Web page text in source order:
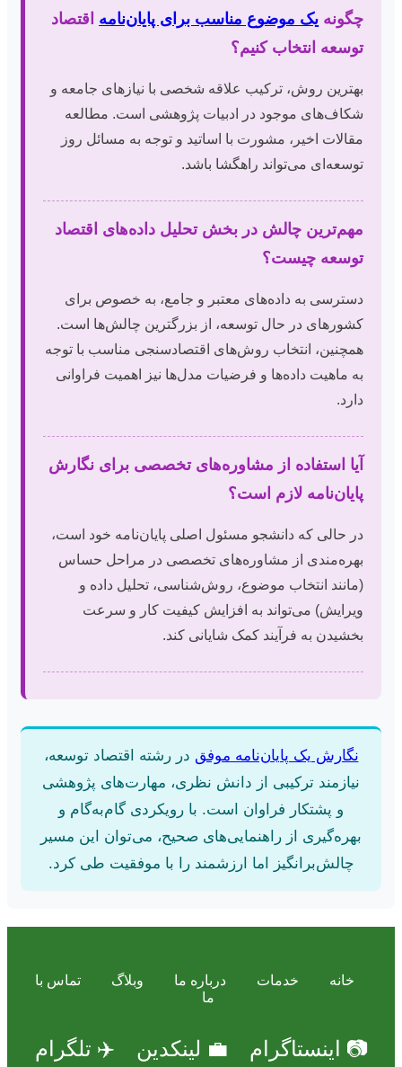
چگونه یک موضوع مناسب برای پایان‌نامه اقتصاد
توسعه انتخاب کنیم؟
بهترین روش، ترکیب علاقه شخصی با نیازهای جامعه و
شکاف‌های موجود در ادبیات پژوهشی است. مطالعه
مقالات اخیر، مشورت با اساتید و توجه به مسائل روز
توسعه‌ای می‌تواند راهگشا باشد.
مهم‌ترین چالش در بخش تحلیل داده‌های اقتصاد
توسعه چیست؟
دسترسی به داده‌های معتبر و جامع، به خصوص برای
کشورهای در حال توسعه، از بزرگترین چالش‌ها است.
همچنین، انتخاب روش‌های اقتصادسنجی مناسب با توجه
به ماهیت داده‌ها و فرضیات مدل‌ها نیز اهمیت فراوانی
دارد.
آیا استفاده از مشاوره‌های تخصصی برای نگارش
پایان‌نامه لازم است؟
در حالی که دانشجو مسئول اصلی پایان‌نامه خود است،
بهره‌مندی از مشاوره‌های تخصصی در مراحل حساس
(مانند انتخاب موضوع، روش‌شناسی، تحلیل داده و
ویرایش) می‌تواند به افزایش کیفیت کار و سرعت
بخشیدن به فرآیند کمک شایانی کند.
نگارش یک پایان‌نامه موفق در رشته اقتصاد توسعه،
نیازمند ترکیبی از دانش نظری، مهارت‌های پژوهشی
و پشتکار فراوان است. با رویکردی گام‌به‌گام و
بهره‌گیری از راهنمایی‌های صحیح، می‌توان این مسیر
چالش‌برانگیز اما ارزشمند را با موفقیت طی کرد.
خانه خدمات درباره ما وبلاگ
تماس با
ما
📷 اینستاگرام 💼 لینکدین ✈️ تلگرام